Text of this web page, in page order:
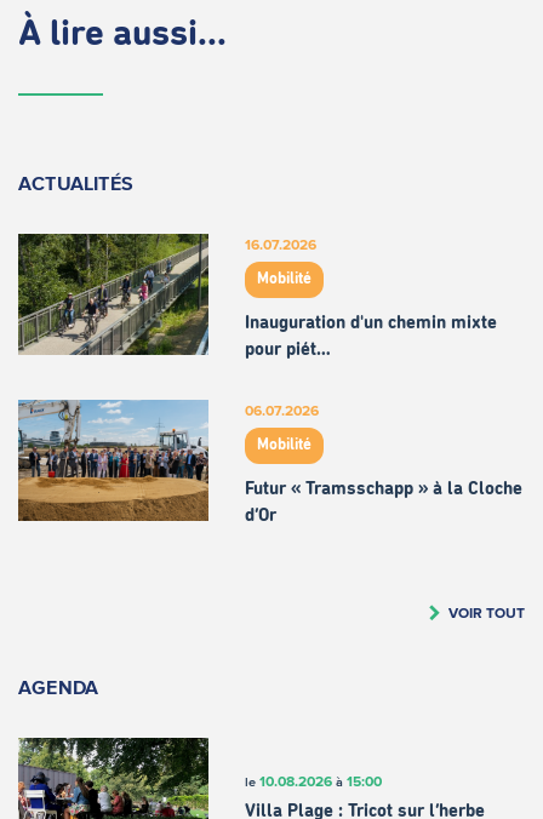
À lire aussi...
ACTUALITÉS
16.07.2026
Mobilité
Inauguration d'un chemin mixte
pour piét…
06.07.2026
Mobilité
Futur « Tramsschapp » à la Cloche
d’Or
VOIR TOUT
AGENDA
le 10.08.2026à 15:00
Villa Plage : Tricot sur l’herbe